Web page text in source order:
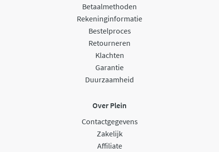
Betaalmethoden
Rekeninginformatie
Bestelproces
Retourneren
Klachten
Garantie
Duurzaamheid
Over Plein
Contactgegevens
Zakelijk
Affiliate